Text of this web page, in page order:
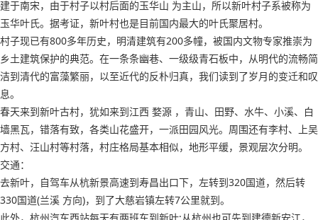
建于南宋，由于村子以村后面的玉华山 为主山，所以新叶村子系被称为
玉华叶氏。据考证，新叶村也是目前国内最大的叶氏聚居村。
村子现已有800多年历史，明清建筑有200多幢，被国内文物专家推崇为
乡土建筑保护的典范。在一条条幽巷、一级级青石板中，从明代的流畅简
洁到清代的富藻繁丽，以至近代的反朴归真，我们读到了岁月的变迁和叹
息。
春天来到新叶古村，犹如来到江西 婺源 ，青山、田野、水牛、小溪、白
墙黑瓦，错落有致，各类山花盛开，一派田园风光。周围还有李村、上吴
方村、汪山村等村落，村庄格局基本相似，地形平缓，景观层次分明。
交通：
去新叶，自驾车从杭新景高速到寿昌出口下，左转到320国道，然后转
330国道(兰溪 方向)，到了大慈岩镇左转7公里就到。